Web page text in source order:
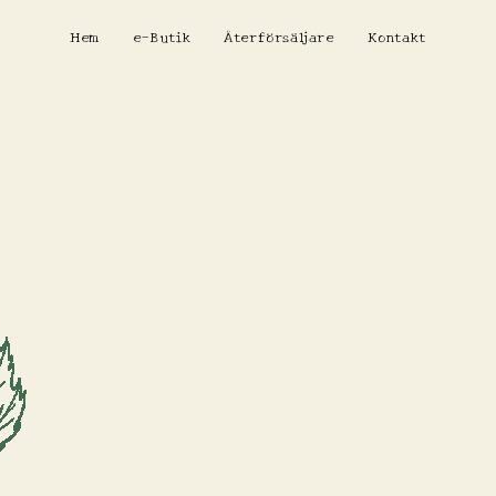
Hem e-Butik Återförsäljare Kontakt